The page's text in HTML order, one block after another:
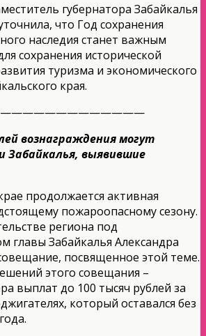
губернатора Забайкалья
что Год сохранения
наследия станет важным
сохранения исторической
туризма и экономического
края.
вознаграждения могут
Забайкалья, выявившие
продолжается активная
пожароопасному сезону.
региона под
главы Забайкалья Александра
посвященное этой теме.
этого совещания –
выплат до 100 тысяч рублей за
который оставался без